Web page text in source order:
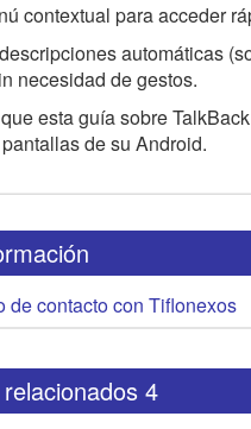
contextual para acceder
automáticas
necesidad de gestos.
esta guía sobre
de su Android.
de contacto con Tiflonexos
4